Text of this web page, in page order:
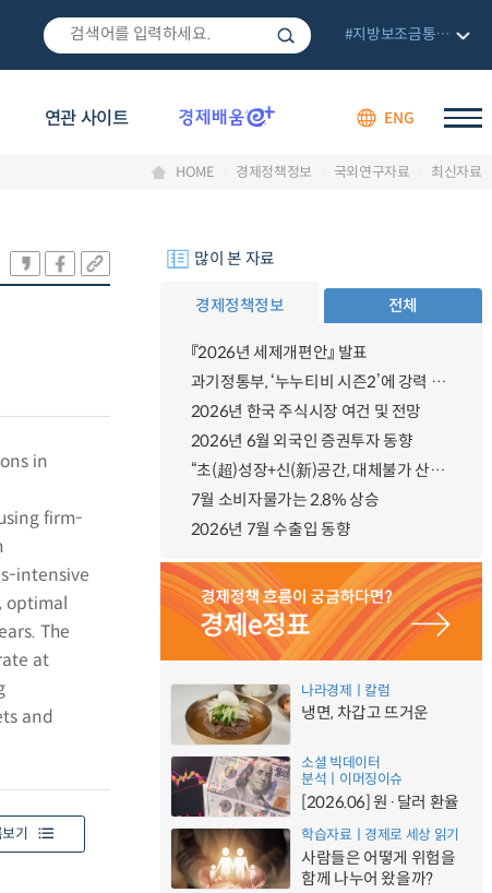
연관 사이트 ENG
#지방보조금통합관리망
HOME 경제정책정보 국외연구자료 최신자료
in
firm-
intensive
optimal
The
at
and
기
많이 본 자료
경제정책정보 전체
『2026년 세제개편안』 발표
과기정통부, ‘누누티비 시즌2’에 강력 대응 의지 밝혀
2026년 한국 주식시장 여건 및 전망
2026년 6월 외국인 증권투자 동향
“초(超)성장+신(新)공간, 대체불가 산업강국”
7월 소비자물가는 2.8% 상승
2026년 7월 수출입 동향
나라경제ㅣ칼럼
냉면, 차갑고 뜨거운
소셜 빅데이터
분석ㅣ이머징이슈
[2026.06] 원·달러 환율
학습자료ㅣ경제로 세상 읽기
사람들은 어떻게 위험을
함께 나누어 왔을까?